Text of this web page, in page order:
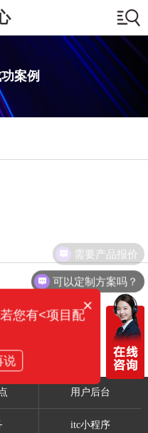
案例
用户后台
itc小程序
可以定制方案吗？
需要产品报价
×
您有<项目配
说